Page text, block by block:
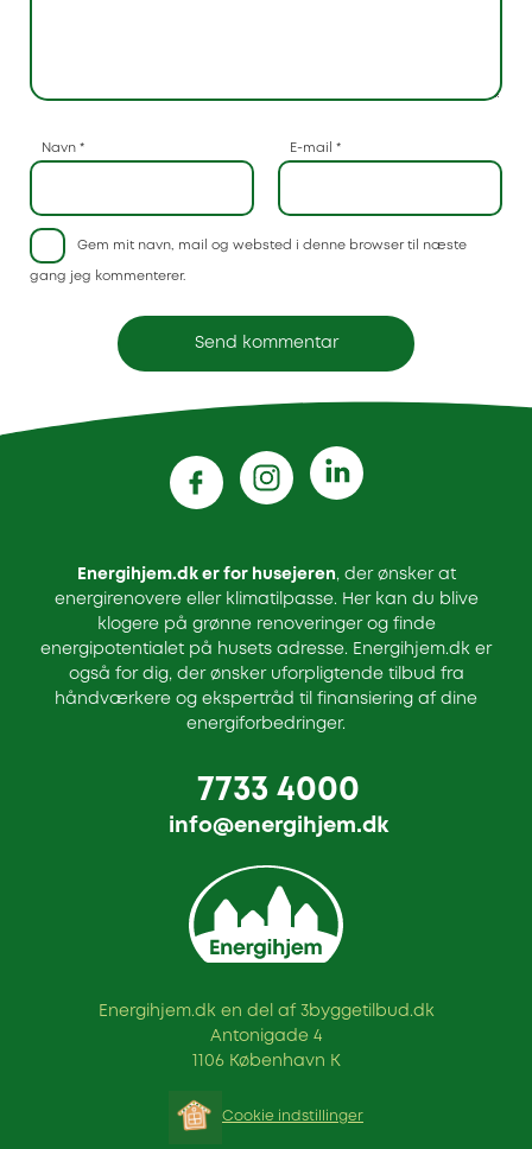
Navn * E-mail *
Gem mit navn, mail og websted i denne browser til næste
gang jeg kommenterer.
Energihjem.dk er for husejeren, der ønsker at
energirenovere eller klimatilpasse. Her kan du blive
klogere på grønne renoveringer og finde
energipotentialet på husets adresse. Energihjem.dk er
også for dig, der ønsker uforpligtende tilbud fra
håndværkere og ekspertråd til finansiering af dine
energiforbedringer.
7733 4000
info@energihjem.dk
Energihjem.dk en del af 3byggetilbud.dk
Antonigade 4
1106 København K
Cookie indstillinger